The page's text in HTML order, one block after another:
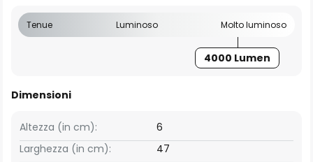
Tenue Luminoso Molto luminoso
4000 Lumen
Dimensioni
Larghezza (in cm): 47
Altezza (in cm): 6